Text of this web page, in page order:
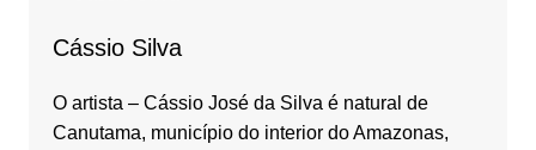
o
k
Cássio Silva
O artista – Cássio José da Silva é natural de
Canutama, município do interior do Amazonas,